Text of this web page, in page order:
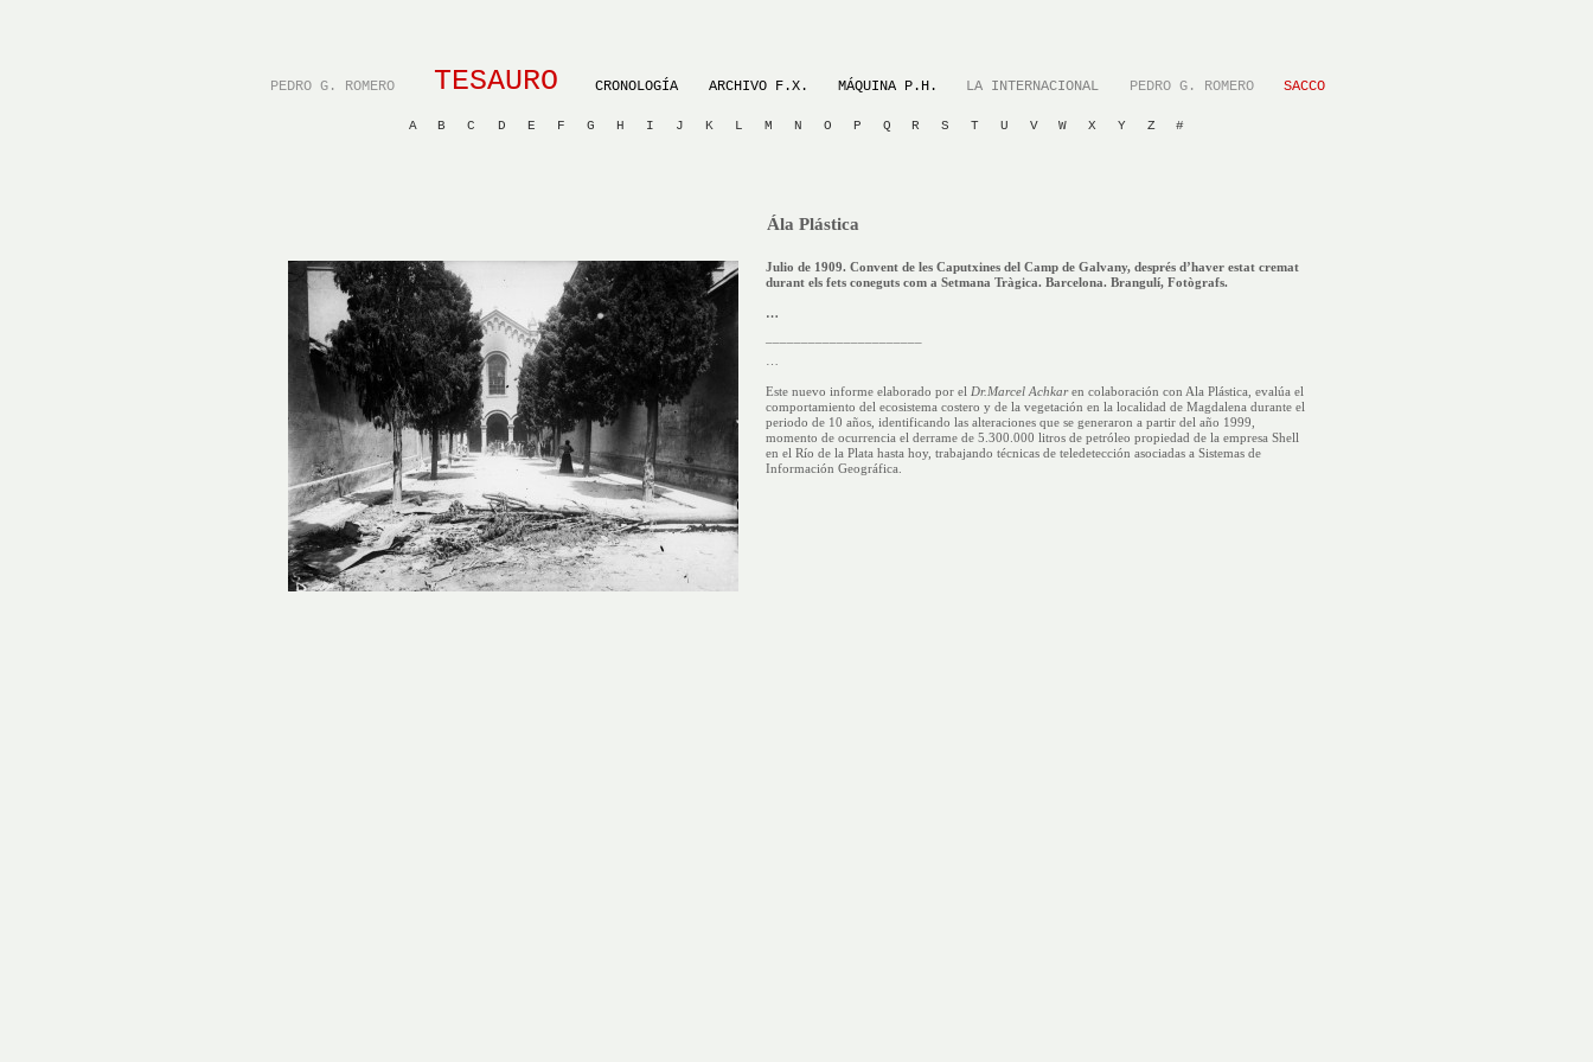
PEDRO G. ROMERO TESAURO CRONOLOGÍA ARCHIVO F.X. MÁQUINA P.H. LA INTERNACIONAL PEDRO G. ROMERO SACCO
A B C D E F G H I J K L M N O P Q R S T U V W X Y Z #
Ála Plástica
Julio de 1909. Convent de les Caputxines del Camp de Galvany, després d’haver estat cremat
durant els fets coneguts com a Setmana Tràgica. Barcelona. Brangulí, Fotògrafs.
…
Este nuevo informe elaborado por el Dr.Marcel Achkaren colaboración con Ala Plástica, evalúa el
comportamiento del ecosistema costero y de la vegetación en la localidad de Magdalena durante el
periodo de 10 años, identificando las alteraciones que se generaron a partir del año 1999,
momento de ocurrencia el derrame de 5.300.000 litros de petróleo propiedad de la empresa Shell
en el Río de la Plata hasta hoy, trabajando técnicas de teledetección asociadas a Sistemas de
Información Geográfica.